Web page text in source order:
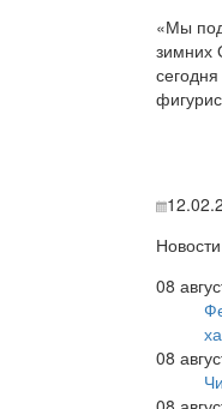
«Мы
зимних
08
08